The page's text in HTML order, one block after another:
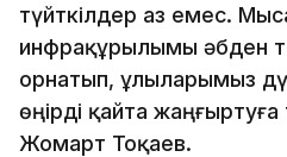
түйткілдер аз емес.
инфрақұрылымы әбден
орнатып, ұлыларымыз
өңірді қайта жаңғыртуға
Жомарт Тоқаев.